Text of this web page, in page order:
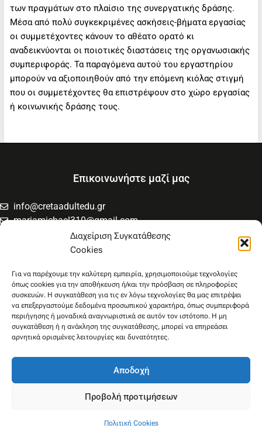
Διαχείριση Συγκατάθεσης
Cookies
Για να παρέχουμε την καλύτερη εμπειρία, χρησιμοποιούμε τεχνολογίες
όπως cookies για την αποθήκευση ή/και την πρόσβαση σε πληροφορίες
συσκευών. Η συγκατάθεση για τις εν λόγω τεχνολογίες θα μας επιτρέψει
να επεξεργαστούμε δεδομένα προσωπικού χαρακτήρα, όπως συμπεριφορά
περιήγησης ή μοναδικά αναγνωριστικά σε αυτόν τον ιστότοπο. Η μη
συγκατάθεση ή η ανάκληση της συγκατάθεσης, μπορεί να επηρεάσει
αρνητικά ορισμένες λειτουργίες και δυνατότητες.
Αποδοχή
Προβολή προτιμήσεων
Πολιτική Cookies
των πραγμάτων στο πλαίσιο της συνεργατικής δράσης.
Μέσα από πολύ συγκεκριμένες ασκήσεις-βήματα εργασίας
οι συμμετέχοντες κάνουν το αθέατο ορατό κι
αναδεικνύονται οι ποιοτικές διαστάσεις της οργανωσιακής
συμπεριφοράς. Τα παραγόμενα αυτού του εργαστηρίου
μπορούν να αξιοποιηθούν από την επόμενη κιόλας στιγμή
που οι συμμετέχοντες θα επιστρέψουν στο χώρο εργασίας
ή κοινωνικής δράσης τους.
Επικοινωνήστε μαζί μας
info@cretaadultedu.gr
mariamichael310@gmail.com